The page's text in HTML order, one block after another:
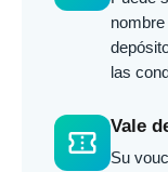
las
confirmation_number
Vale
Su